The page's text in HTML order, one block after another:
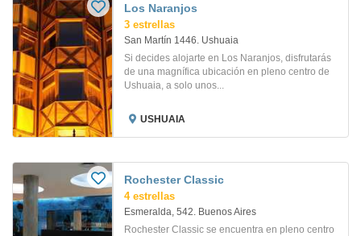
Los Naranjos
3 estrellas
San Martín 1446. Ushuaia
Si decides alojarte en Los Naranjos, disfrutarás
de una magnífica ubicación en pleno centro de
Ushuaia, a solo unos...
USHUAIA
Rochester Classic
4 estrellas
Esmeralda, 542. Buenos Aires
Rochester Classic se encuentra en pleno centro